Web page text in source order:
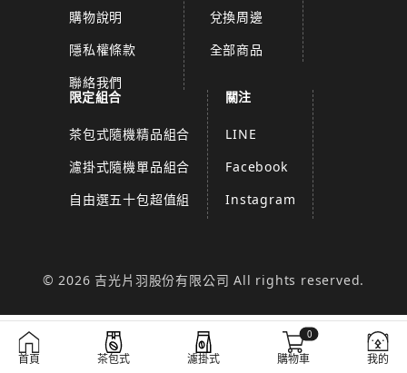
購物說明
隱私權條款
聯絡我們
兌換周邊
全部商品
限定組合
茶包式隨機精品組合
濾掛式隨機單品組合
自由選五十包超值組
關注
LINE
Facebook
Instagram
© 2026 吉光片羽股份有限公司 All rights reserved.
首頁 茶包式 濾掛式 購物車
0
我的